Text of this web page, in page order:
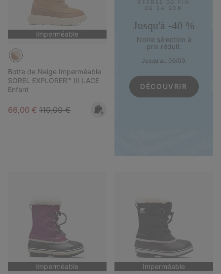
Imperméable
Botte de Neige Imperméable
SOREL EXPLORER™ III LACE
Enfant
Sale price:
66,00 € Regular price:
110,00 €
OFFRES DE FIN
DE SAISON
Jusqu'à -40 %
Notre sélection à
prix réduit.
Jusqu'au 06/09.
DÉCOUVRIR
Imperméable Imperméable